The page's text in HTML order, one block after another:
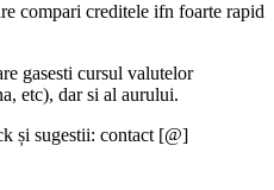
compari creditele ifn foarte rapid
gasesti cursul valutelor
etc), dar si al aurului.
și sugestii: contact [@]